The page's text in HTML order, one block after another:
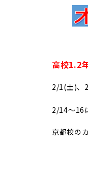
高校1.2
2/1(土)、
2/14～16
京都校の